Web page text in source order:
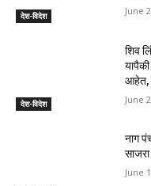
देश-विदेश June
देश-विदेश
शिव
आहेत,
June
नाग
June